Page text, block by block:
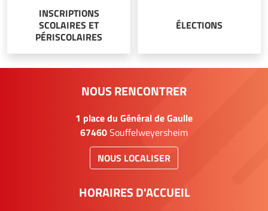
INSCRIPTIONS
SCOLAIRES ET
PÉRISCOLAIRES
ÉLECTIONS
NOUS RENCONTRER
1 place du Général de Gaulle
67460Souffelweyersheim
NOUS LOCALISER
HORAIRES D'ACCUEIL